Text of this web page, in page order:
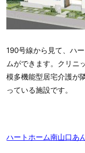
190号線から見て、ハ
ムができます。クリニ
模多機能型居宅介護が
っている施設です。
ハートホーム南山口あ